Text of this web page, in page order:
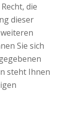
die
dieser
Sie sich
steht Ihnen